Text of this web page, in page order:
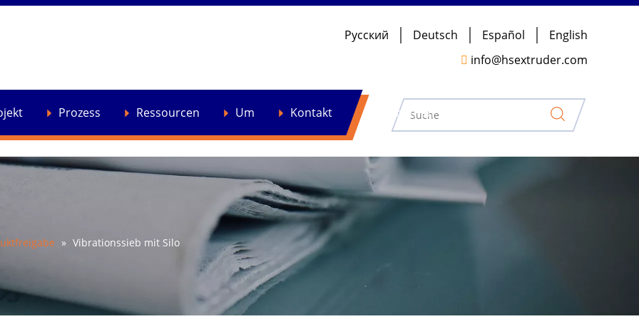
Pусский Deutsch Español English
 info@hsextruder.com
Prozess Ressourcen Um Kontakt Nachrichten
» Vibrationssieb mit Silo